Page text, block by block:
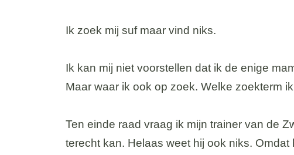
Ik zoek mij suf maar vind niks.
Ik kan mij niet voorstellen dat ik de enige
Maar waar ik ook op zoek. Welke zoekterm
Ten einde raad vraag ik mijn trainer van de
terecht kan. Helaas weet hij ook niks.